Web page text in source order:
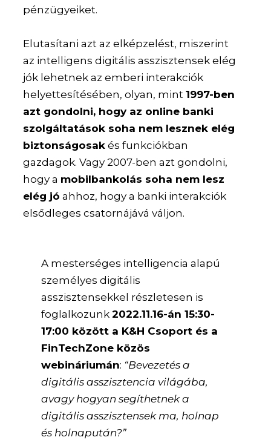
pénzügyeiket.
Elutasítani azt az elképzelést, miszerint
az intelligens digitális asszisztensek elég
jók lehetnek az emberi interakciók
helyettesítésében, olyan, mint1997-ben
azt gondolni, hogy az online banki
szolgáltatások soha nem lesznek elég
biztonságosak és funkciókban
gazdagok. Vagy 2007-ben azt gondolni,
hogy a mobilbankolás soha nem lesz
elég jó ahhoz, hogy a banki interakciók
elsődleges csatornájává váljon.
A mesterséges intelligencia alapú
személyes digitális
asszisztensekkel részletesen is
foglalkozunk2022.11.16-án 15:30-
17:00 között a K&H Csoport és a
FinTechZone közös
webináriumán: “Bevezetés a
digitális asszisztencia világába,
avagy hogyan segíthetnek a
digitális asszisztensek ma, holnap
és holnapután?”